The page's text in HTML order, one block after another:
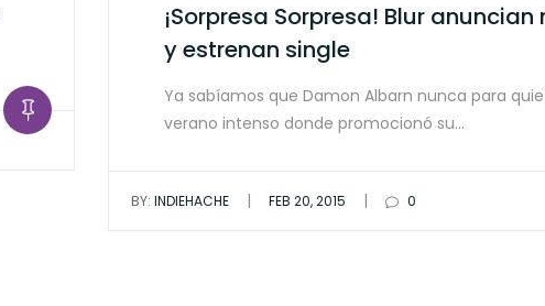
¡Sorpresa Sorpresa! Blur
y estrenan single
Ya sabíamos que Damon Albarn nunca para
verano intenso donde promocionó su…
BY: INDIEHACHE | FEB 20, 2015 | 0